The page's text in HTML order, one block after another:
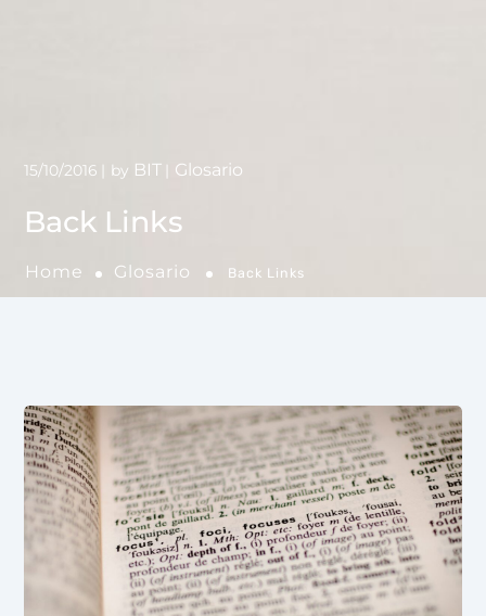
Back Links
Home Glosario Back Links
15/10/2016 by BIT Glosario